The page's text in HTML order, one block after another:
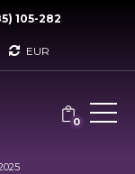
105-282
Currency
0